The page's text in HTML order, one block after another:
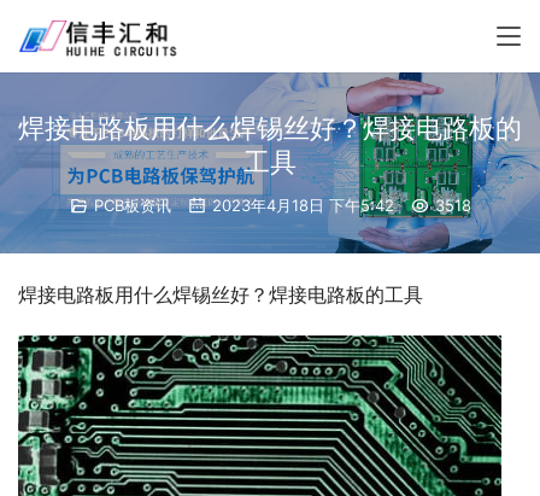
焊接电路板用什么焊锡丝好？焊接电路板的
工具
PCB板资讯 2023年4月18日 下午5:42 3518
焊接电路板用什么焊锡丝好？焊接电路板的工具